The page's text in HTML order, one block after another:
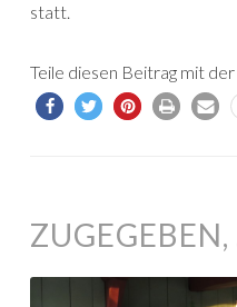
statt.
Teile diesen Beitrag mit